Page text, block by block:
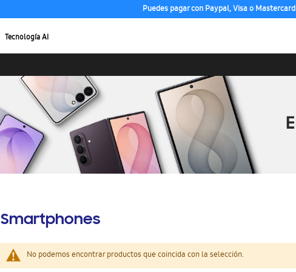
Puedes pagar con Paypal, Visa o Mastercard
Tecnología AI
Smartphones
No podemos encontrar productos que coincida con la selección.